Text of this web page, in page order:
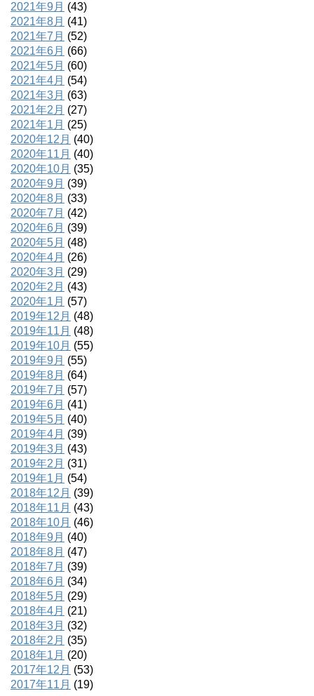
2021年9月 (43)
2021年8月 (41)
2021年7月 (52)
2021年6月 (66)
2021年5月 (60)
2021年4月 (54)
2021年3月 (63)
2021年2月 (27)
2021年1月 (25)
2020年12月 (40)
2020年11月 (40)
2020年10月 (35)
2020年9月 (39)
2020年8月 (33)
2020年7月 (42)
2020年6月 (39)
2020年5月 (48)
2020年4月 (26)
2020年3月 (29)
2020年2月 (43)
2020年1月 (57)
2019年12月 (48)
2019年11月 (48)
2019年10月 (55)
2019年9月 (55)
2019年8月 (64)
2019年7月 (57)
2019年6月 (41)
2019年5月 (40)
2019年4月 (39)
2019年3月 (43)
2019年2月 (31)
2019年1月 (54)
2018年12月 (39)
2018年11月 (43)
2018年10月 (46)
2018年9月 (40)
2018年8月 (47)
2018年7月 (39)
2018年6月 (34)
2018年5月 (29)
2018年4月 (21)
2018年3月 (32)
2018年2月 (35)
2018年1月 (20)
2017年12月 (53)
2017年11月 (19)